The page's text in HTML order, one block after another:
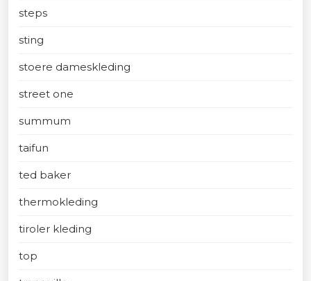
steps
sting
stoere dameskleding
street one
summum
taifun
ted baker
thermokleding
tiroler kleding
top